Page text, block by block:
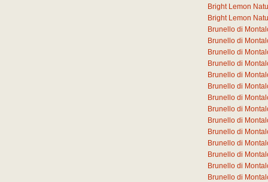
Bright Lemon
Bright Lemon
Brunello di
Brunello di
Brunello di
Brunello di
Brunello di
Brunello di
Brunello di
Brunello di
Brunello di
Brunello di
Brunello di
Brunello di
Brunello di
Brunello di